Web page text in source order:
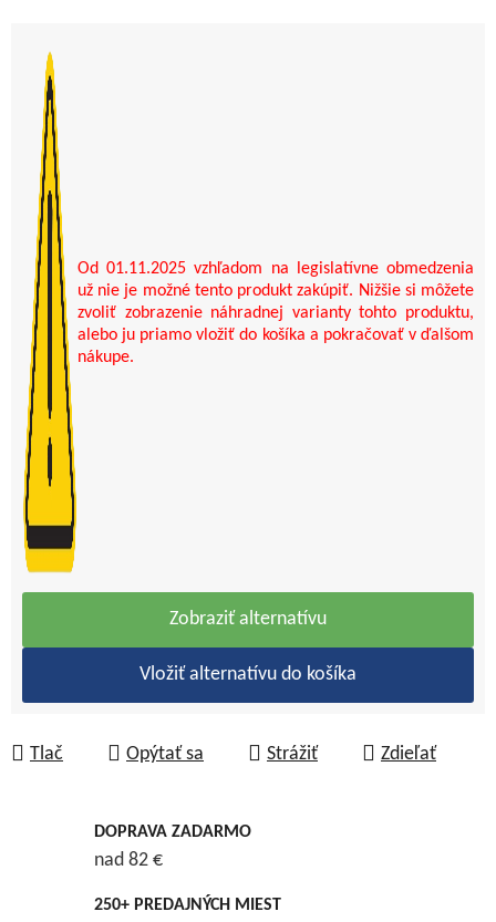
Od 01.11.2025 vzhľadom na legislatívne obmedzenia
už nie je možné tento produkt zakúpiť. Nižšie si môžete
zvoliť zobrazenie náhradnej varianty tohto produktu,
alebo ju priamo vložiť do košíka a pokračovať v ďalšom
nákupe.
Zobraziť alternatívu
Vložiť alternatívu do košíka
Tlač Opýtať sa Strážiť Zdieľať
DOPRAVA ZADARMO
nad 82 €
250+ PREDAJNÝCH MIEST